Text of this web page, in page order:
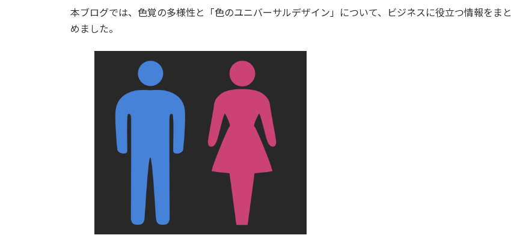
本ブログでは、色覚の多様性と「色のユニバーサルデザイン」について、ビジネスに役立つ情報をまと
めました。